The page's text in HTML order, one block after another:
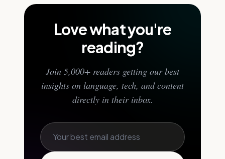
Love what you're
reading?
Join 5,000+ readers getting our best
insights on language, tech, and content
directly in their inbox.